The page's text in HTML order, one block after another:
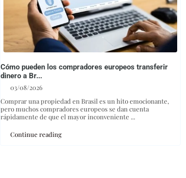
Cómo pueden los compradores europeos transferir
dinero a Br...
03/08/2026
Comprar una propiedad en Brasil es un hito emocionante,
pero muchos compradores europeos se dan cuenta
rápidamente de que el mayor inconveniente ...
Continue reading